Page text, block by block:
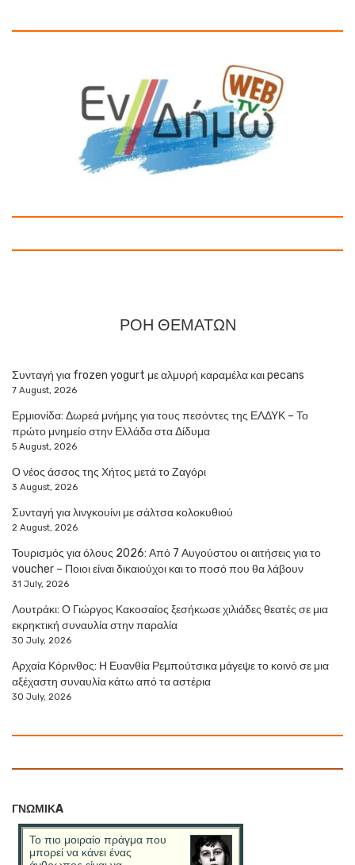
ΡΟΗ ΘΕΜΑΤΩΝ
Συνταγή για frozen yogurt με αλμυρή καραμέλα και pecans
7 August, 2026
Ερμιονίδα: Δωρεά μνήμης για τους πεσόντες της ΕΛΔΥΚ – Το
πρώτο μνημείο στην Ελλάδα στα Δίδυμα
5 August, 2026
Ο νέος άσσος της Χήτος μετά το Ζαγόρι
3 August, 2026
Συνταγή για λινγκουίνι με σάλτσα κολοκυθιού
2 August, 2026
Τουρισμός για όλους 2026: Από 7 Αυγούστου οι αιτήσεις για το
voucher – Ποιοι είναι δικαιούχοι και το ποσό που θα λάβουν
31 July, 2026
Λουτράκι: Ο Γιώργος Κακοσαίος ξεσήκωσε χιλιάδες θεατές σε μια
εκρηκτική συναυλία στην παραλία
30 July, 2026
Αρχαία Κόρινθος: Η Ευανθία Ρεμπούτσικα μάγεψε το κοινό σε μια
αξέχαστη συναυλία κάτω από τα αστέρια
30 July, 2026
ΓΝΩΜΙΚA